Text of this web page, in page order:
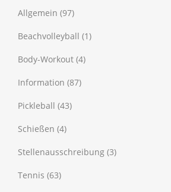
Allgemein (97)
Beachvolleyball (1)
Body-Workout (4)
Information (87)
Pickleball (43)
Schießen (4)
Stellenausschreibung (3)
Tennis (63)